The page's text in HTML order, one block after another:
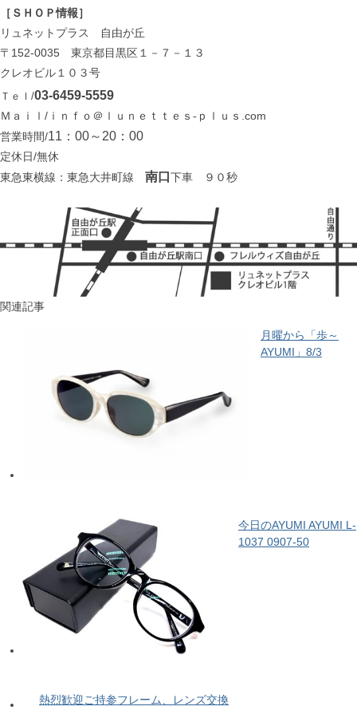
［ＳＨＯＰ情報］
リュネットプラス 自由が丘
〒152-0035 東京都目黒区１－７－１３
クレオビル１０３号
Ｔｅｌ/03-6459-5559
Ｍａｉｌ/ｉｎｆｏ＠ｌｕｎｅｔｔｅｓ-ｐｌｕｓ.com
営業時間/11：00～20：00
定休日/無休
東急東横線：東急大井町線 南口 下車 ９０秒
関連記事
月曜から「歩～
AYUMI」8/3
今日のAYUMI AYUMI L-
1037 0907-50
熱烈歓迎ご持参フレーム、レンズ交換